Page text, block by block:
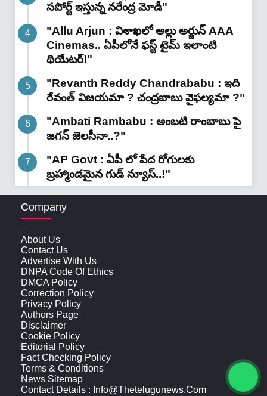
సపోర్ట్ ఇస్తున్న నరేంద్ర మోడీ"
"Allu Arjun : విశాఖలో అల్లు అర్జున్ AAA
Cinemas.. ఏపీలోనే ఫస్ట్ టైమ్ ఇలాంటి
థియేటర్!"
"Revanth Reddy Chandrababu : ఇది
రేవంత్ విజయమా ? చంద్రబాబు వైఫల్యమా ?"
"Ambati Rambabu : అంబటి రాంబాబు పై
జగన్ జెలసీనా..?"
"AP Govt : ఏపీ లో పేద రోగులకు
బ్రహ్మాండమైన గుడ్ న్యూస్..!"
Company
About Us
Contact Us
Advertise With Us
DNPA Code Of Ethics
DMCA Policy
Correction Policy
Privacy Policy
Authors Page
Disclaimer
Cookie Policy
Editorial Policy
Fact Checking Policy
Terms & Conditions
News Sitemap
Contact Details : Info@thetelugunews.com